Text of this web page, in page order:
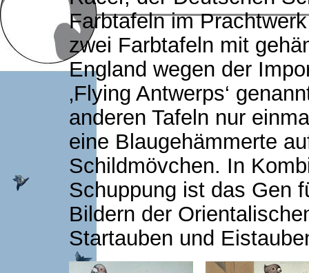
Farbtafeln im
zwei Farbtafeln mit
England wegen der
‚Flying Antwerps‘
anderen Tafeln nur
eine Blaugehämmerte
Schildmövchen. In
Schuppung ist das Gen
Bildern der
Startauben und